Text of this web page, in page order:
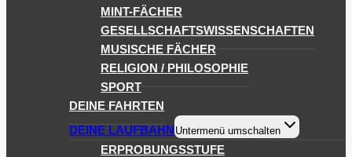
MINT-FÄCHER
GESELLSCHAFTSWISSENSCHAFTEN
MUSISCHE FÄCHER
RELIGION / PHILOSOPHIE
SPORT
DEINE FAHRTEN
DEINE LAUFBAHN Untermenü umschalten
ERPROBUNGSSTUFE